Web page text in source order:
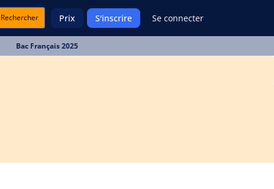
Rechercher Prix S'inscrire Se connecter
Bac Français 2025